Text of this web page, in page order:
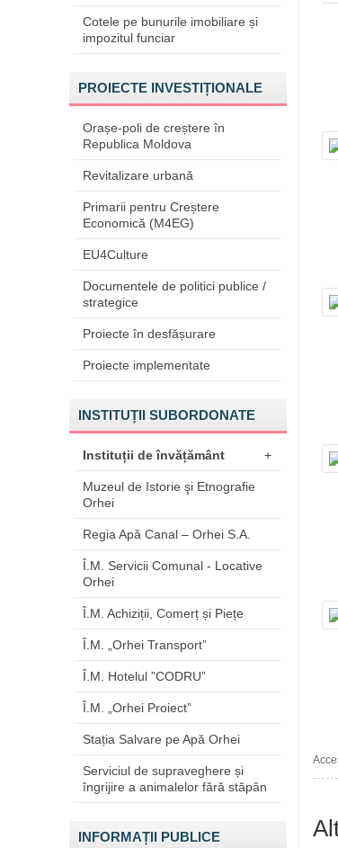
Cotele pe bunurile imobiliare și
impozitul funciar
PROIECTE INVESTIȚIONALE
Orașe-poli de creștere în
Republica Moldova
Revitalizare urbană
Primarii pentru Creștere
Economică (M4EG)
EU4Culture
Documentele de politici publice /
strategice
Proiecte în desfășurare
Proiecte implementate
INSTITUȚII SUBORDONATE
Instituții de învățământ +
Muzeul de Istorie şi Etnografie
Orhei
Regia Apă Canal – Orhei S.A.
Î.M. Servicii Comunal - Locative
Orhei
Î.M. Achiziții, Comerț și Piețe
Î.M. „Orhei Transport”
Î.M. Hotelul ”CODRU”
Î.M. „Orhei Proiect”
Stația Salvare pe Apă Orhei
Serviciul de supraveghere și
îngrijire a animalelor fără stăpân
INFORMAȚII PUBLICE